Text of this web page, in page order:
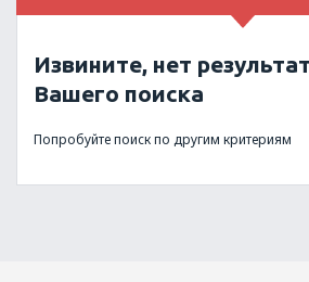
Извините, нет
Вашего поиска
Попробуйте поиск по другим критериям